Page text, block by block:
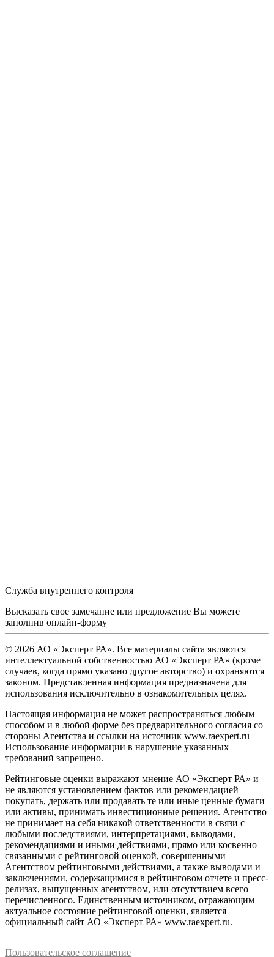
Служба внутреннего контроля
Высказать свое замечание или предложение Вы можете
заполнив онлайн-форму
© 2026 АО «Эксперт РА». Все материалы сайта являются
интеллектуальной собственностью АО «Эксперт РА» (кроме
случаев, когда прямо указано другое авторство) и охраняются
законом. Представленная информация предназначена для
использования исключительно в ознакомительных целях.
Настоящая информация не может распространяться любым
способом и в любой форме без предварительного согласия со
стороны Агентства и ссылки на источник www.raexpert.ru
Использование информации в нарушение указанных
требований запрещено.
Рейтинговые оценки выражают мнение АО «Эксперт РА» и
не являются установлением фактов или рекомендацией
покупать, держать или продавать те или иные ценные бумаги
или активы, принимать инвестиционные решения. Агентство
не принимает на себя никакой ответственности в связи с
любыми последствиями, интерпретациями, выводами,
рекомендациями и иными действиями, прямо или косвенно
связанными с рейтинговой оценкой, совершенными
Агентством рейтинговыми действиями, а также выводами и
заключениями, содержащимися в рейтинговом отчете и пресс-
релизах, выпущенных агентством, или отсутствием всего
перечисленного. Единственным источником, отражающим
актуальное состояние рейтинговой оценки, является
официальный сайт АО «Эксперт РА» www.raexpert.ru.
Пользовательское соглашение